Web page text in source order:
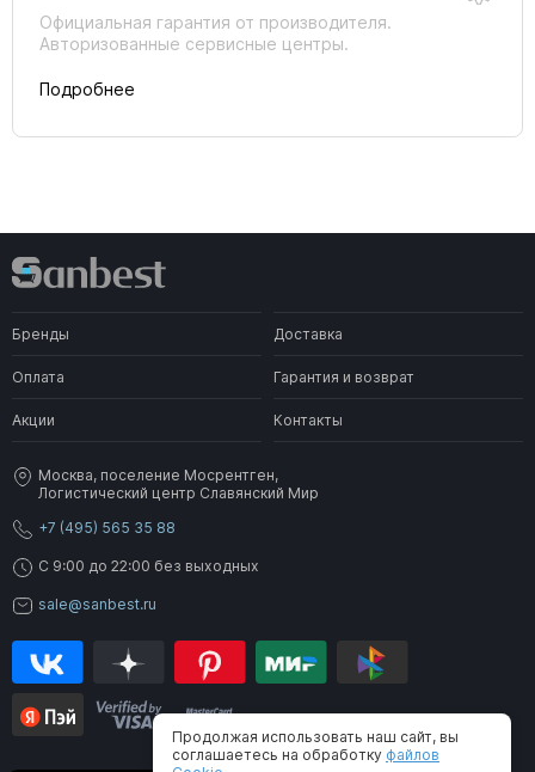
Официальная гарантия от производителя.
Авторизованные сервисные центры.
Подробнее
Бренды Доставка
Оплата Гарантия и возврат
Акции Контакты
Москва, поселение Мосрентген,
Логистический центр Славянский Мир
+7 (495) 565 35 88
C 9:00 до 22:00 без выходных
sale@sanbest.ru
Продолжая использовать наш сайт, вы
соглашаетесь на обработку файлов